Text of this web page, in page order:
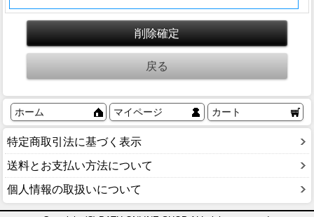
ホーム マイページ カート
特定商取引法に基づく表示
送料とお支払い方法について
個人情報の取扱いについて